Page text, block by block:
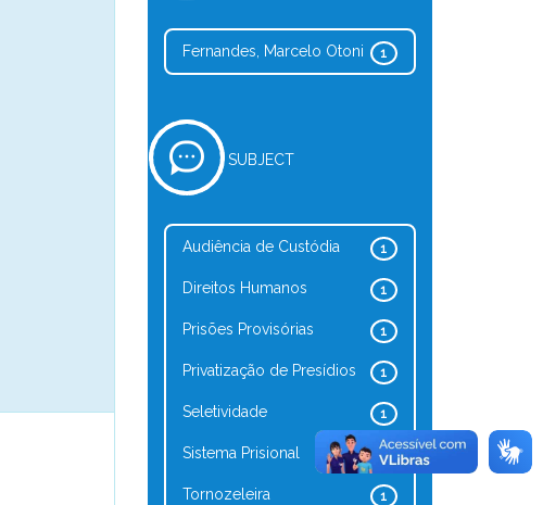
1
Fernandes, Marcelo Otoni
SUBJECT
1
Audiência de Custódia
1
Direitos Humanos
1
Prisões Provisórias
1
Privatização de Presídios
1
Seletividade
1
Sistema Prisional
1
Tornozeleira